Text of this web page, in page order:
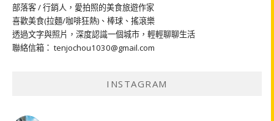
部落客 / 行銷人，愛拍照的美食旅遊作家
喜歡美食(拉麵/咖啡狂熱)、棒球、搖滾樂
透過文字與照片，深度認識一個城市，輕輕聊聊生活
聯絡信箱： tenjochou1030@gmail.com
INSTAGRAM